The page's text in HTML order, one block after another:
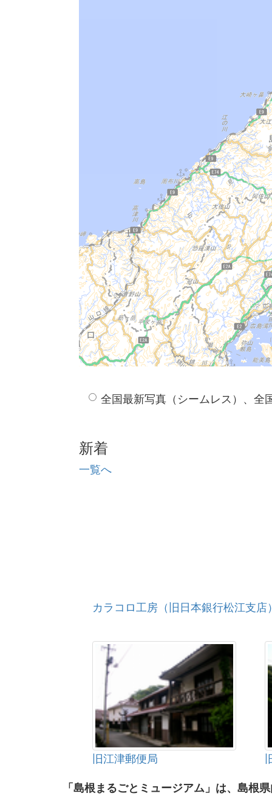
全国最新写真（シームレス）、全
新着
一覧へ
カラコロ工房（旧日本銀行松江支店
旧江津郵便局
「島根まるごとミュージアム」は、島根